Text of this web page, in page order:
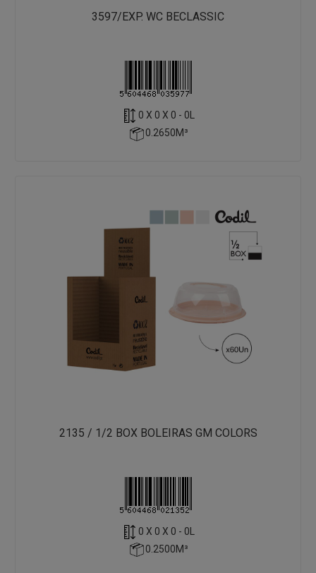
3597/EXP. WC BECLASSIC
0 X 0 X 0 - 0L
0.2650M³
2135 / 1/2 BOX BOLEIRAS GM COLORS
0 X 0 X 0 - 0L
0.2500M³